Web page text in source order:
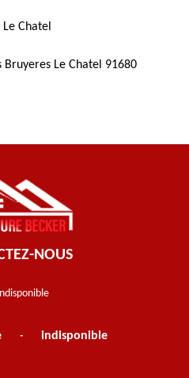
Chatel
Le Chatel 91680
NOUS
- indisponible